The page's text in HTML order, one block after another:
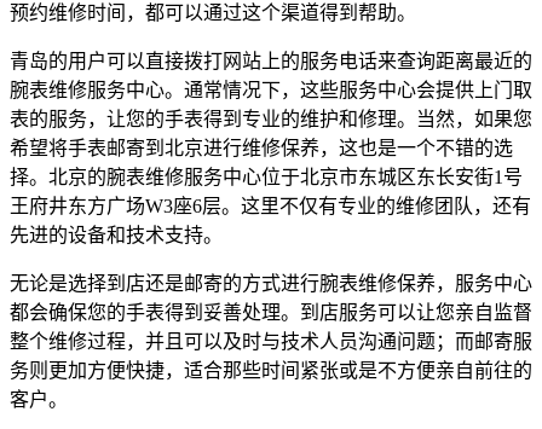
预约维修时间，都可以通过这个渠道得到帮助。
青岛的用户可以直接拨打网站上的服务电话来查询距离最近的
腕表维修服务中心。通常情况下，这些服务中心会提供上门取
表的服务，让您的手表得到专业的维护和修理。当然，如果您
希望将手表邮寄到北京进行维修保养，这也是一个不错的选
择。北京的腕表维修服务中心位于北京市东城区东长安街1号
王府井东方广场W3座6层。这里不仅有专业的维修团队，还有
先进的设备和技术支持。
无论是选择到店还是邮寄的方式进行腕表维修保养，服务中心
都会确保您的手表得到妥善处理。到店服务可以让您亲自监督
整个维修过程，并且可以及时与技术人员沟通问题；而邮寄服
务则更加方便快捷，适合那些时间紧张或是不方便亲自前往的
客户。